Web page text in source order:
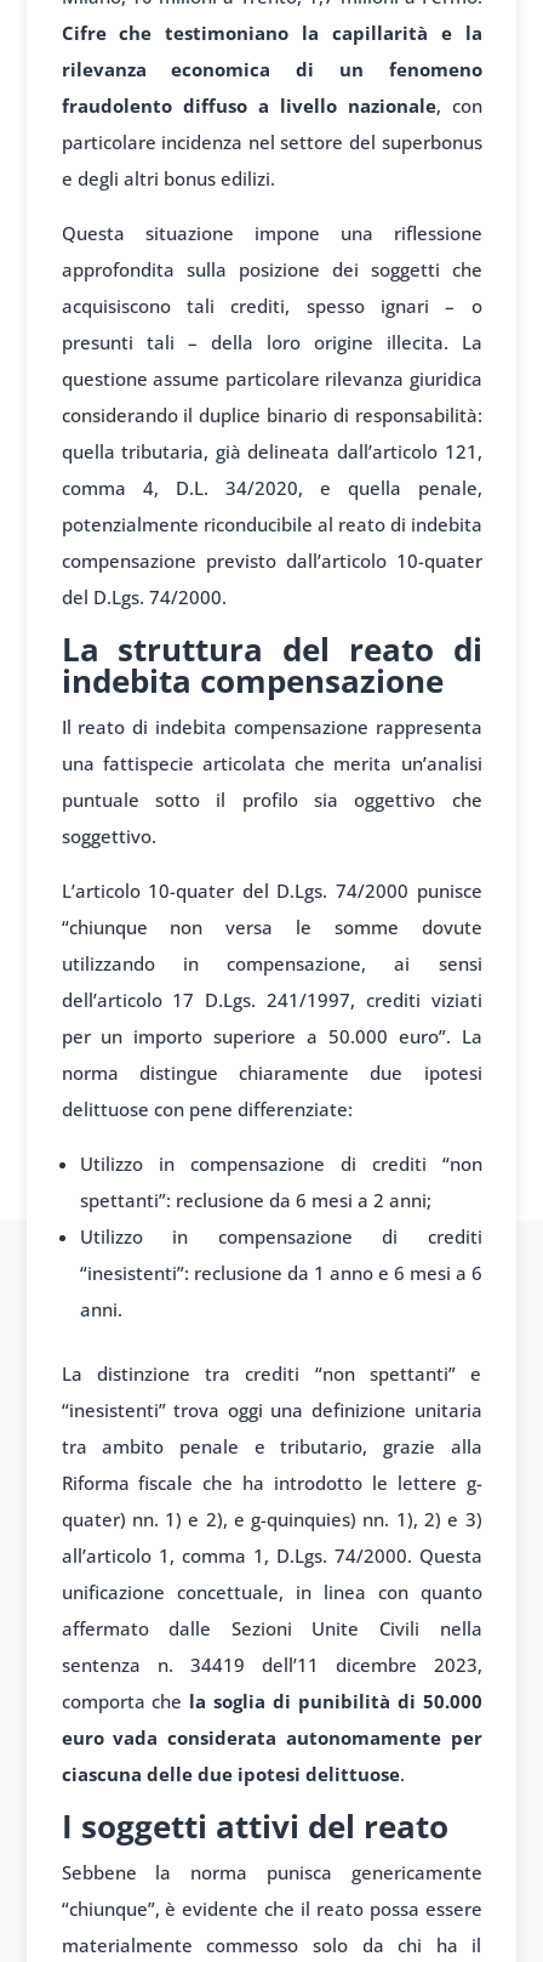
Cifre che testimoniano la capillarità e la
rilevanza economica di un fenomeno
fraudolento diffuso a livello nazionale, con
particolare incidenza nel settore del superbonus
e degli altri bonus edilizi.
Questa situazione impone una riflessione
approfondita sulla posizione dei soggetti che
acquisiscono tali crediti, spesso ignari – o
presunti tali – della loro origine illecita. La
questione assume particolare rilevanza giuridica
considerando il duplice binario di responsabilità:
quella tributaria, già delineata dall’articolo 121,
comma 4, D.L. 34/2020, e quella penale,
potenzialmente riconducibile al reato di indebita
compensazione previsto dall’articolo 10-quater
del D.Lgs. 74/2000.
La struttura del reato di
indebita compensazione
Il reato di indebita compensazione rappresenta
una fattispecie articolata che merita un’analisi
puntuale sotto il profilo sia oggettivo che
soggettivo.
L’articolo 10-quater del D.Lgs. 74/2000 punisce
“chiunque non versa le somme dovute
utilizzando in compensazione, ai sensi
dell’articolo 17 D.Lgs. 241/1997, crediti viziati
per un importo superiore a 50.000 euro”. La
norma distingue chiaramente due ipotesi
delittuose con pene differenziate:
Utilizzo in compensazione di crediti “non
spettanti”: reclusione da 6 mesi a 2 anni;
Utilizzo in compensazione di crediti
“inesistenti”: reclusione da 1 anno e 6 mesi a 6
anni.
La distinzione tra crediti “non spettanti” e
“inesistenti” trova oggi una definizione unitaria
tra ambito penale e tributario, grazie alla
Riforma fiscale che ha introdotto le lettere g-
quater) nn. 1) e 2), e g-quinquies) nn. 1), 2) e 3)
all’articolo 1, comma 1, D.Lgs. 74/2000. Questa
unificazione concettuale, in linea con quanto
affermato dalle Sezioni Unite Civili nella
sentenza n. 34419 dell’11 dicembre 2023,
comporta che la soglia di punibilità di 50.000
euro vada considerata autonomamente per
ciascuna delle due ipotesi delittuose.
I soggetti attivi del reato
Sebbene la norma punisca genericamente
“chiunque”, è evidente che il reato possa essere
materialmente commesso solo da chi ha il